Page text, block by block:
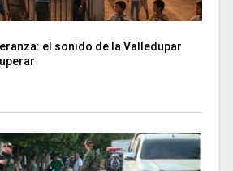
el sonido de la Valledupar